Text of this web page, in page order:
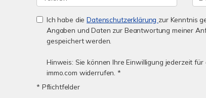
Ich habe dieDatenschutzerklärung zur Kenntnis
Angaben und Daten zur Beantwortung meiner
gespeichert werden.
Hinweis: Sie können Ihre Einwilligung jederzeit
immo.com widerrufen. *
* Pflichtfelder